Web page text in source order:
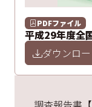
PDFファイル
平成29年度全
ダウンロ